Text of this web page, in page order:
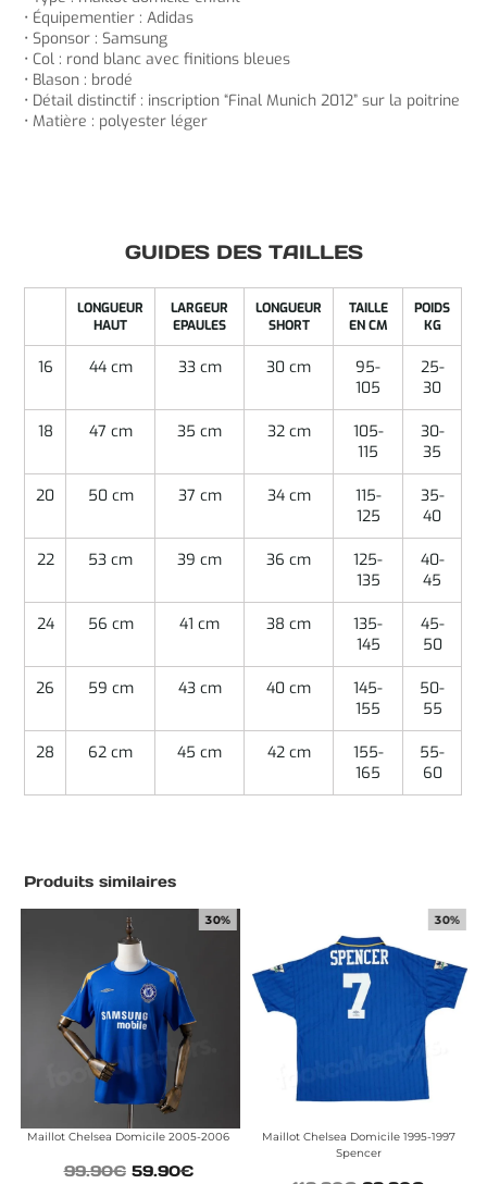
• Équipementier : Adidas
• Sponsor : Samsung
• Col : rond blanc avec finitions bleues
• Blason : brodé
• Détail distinctif : inscription “Final Munich 2012” sur la poitrine
• Matière : polyester léger
GUIDES DES TAILLES
LONGUEUR
HAUT
LARGEUR
EPAULES
LONGUEUR
SHORT
TAILLE
EN CM
POIDS
KG
16 44 cm 33 cm 30 cm
95-
105
25-
30
18 47 cm 35 cm 32 cm
105-
115
30-
35
20 50 cm 37 cm 34 cm
115-
125
35-
40
22 53 cm 39 cm 36 cm
125-
135
40-
45
24 56 cm 41 cm 38 cm
135-
145
45-
50
26 59 cm 43 cm 40 cm
145-
155
50-
55
28 62 cm 45 cm 42 cm
155-
165
55-
60
Produits similaires
30%
Maillot Chelsea Domicile 2005-2006
99.90€ 59.90€
30%
Maillot Chelsea Domicile 1995-1997
Spencer